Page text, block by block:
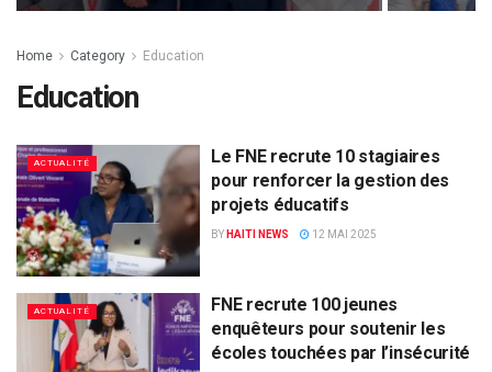
Home Category Education
Education
ACTUALITÉ
Le FNE recrute 10 stagiaires
pour renforcer la gestion des
projets éducatifs
BY HAITI NEWS 12 MAI 2025
ACTUALITÉ
FNE recrute 100 jeunes
enquêteurs pour soutenir les
écoles touchées par l’insécurité